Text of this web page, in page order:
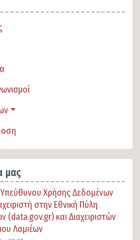
μας
Χρήσης Δεδομένων
στην Εθνική Πύλη
(data.gov.gr) και Διαχειριστών
Λαμιέων